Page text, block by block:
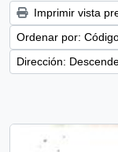
Imprimir vista
Ordenar por:
Dirección: